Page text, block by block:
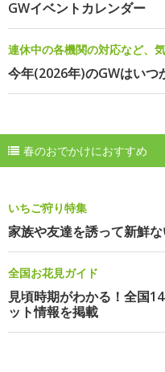
GWイベントカレンダー
連休中の各機関の対応など、
今年(2026年)のGWはいつ
春のおでかけにおすすめ
いちご狩り特集
家族や友達を誘って新鮮
全国お花見ガイド
見頃時期がわかる！全国
ット情報を掲載